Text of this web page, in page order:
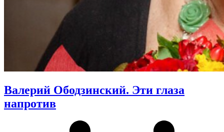
Валерий Ободзинский. Эти глаза
напротив